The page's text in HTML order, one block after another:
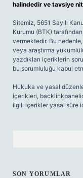
halindedir ve tavsiye
Sitemiz, 5651 Sayılı
Kurumu (BTK)
vermektedir. Bu
veya araştırma
yazdıkları içeriklerin
bu sorumluluğu kabul
Hukuka ve yasal
içerikleri,
ilgili içerikler yasal süre
SON YORUMLAR